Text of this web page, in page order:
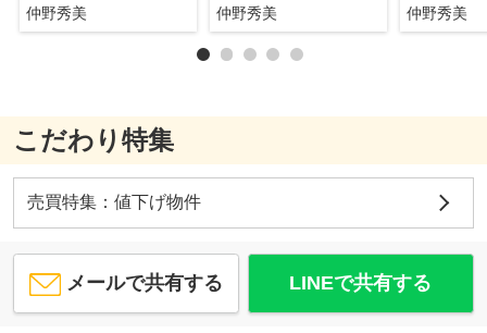
仲野秀美 仲野秀美 仲野秀美
こだわり特集
売買特集：値下げ物件
メールで共有する LINEで共有する